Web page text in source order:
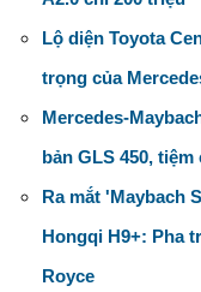
Lộ diện Toyota
trọng của
Mercedes-
bản GLS 450,
Ra mắt 'Maybach
Hongqi H9+: Pha
Royce